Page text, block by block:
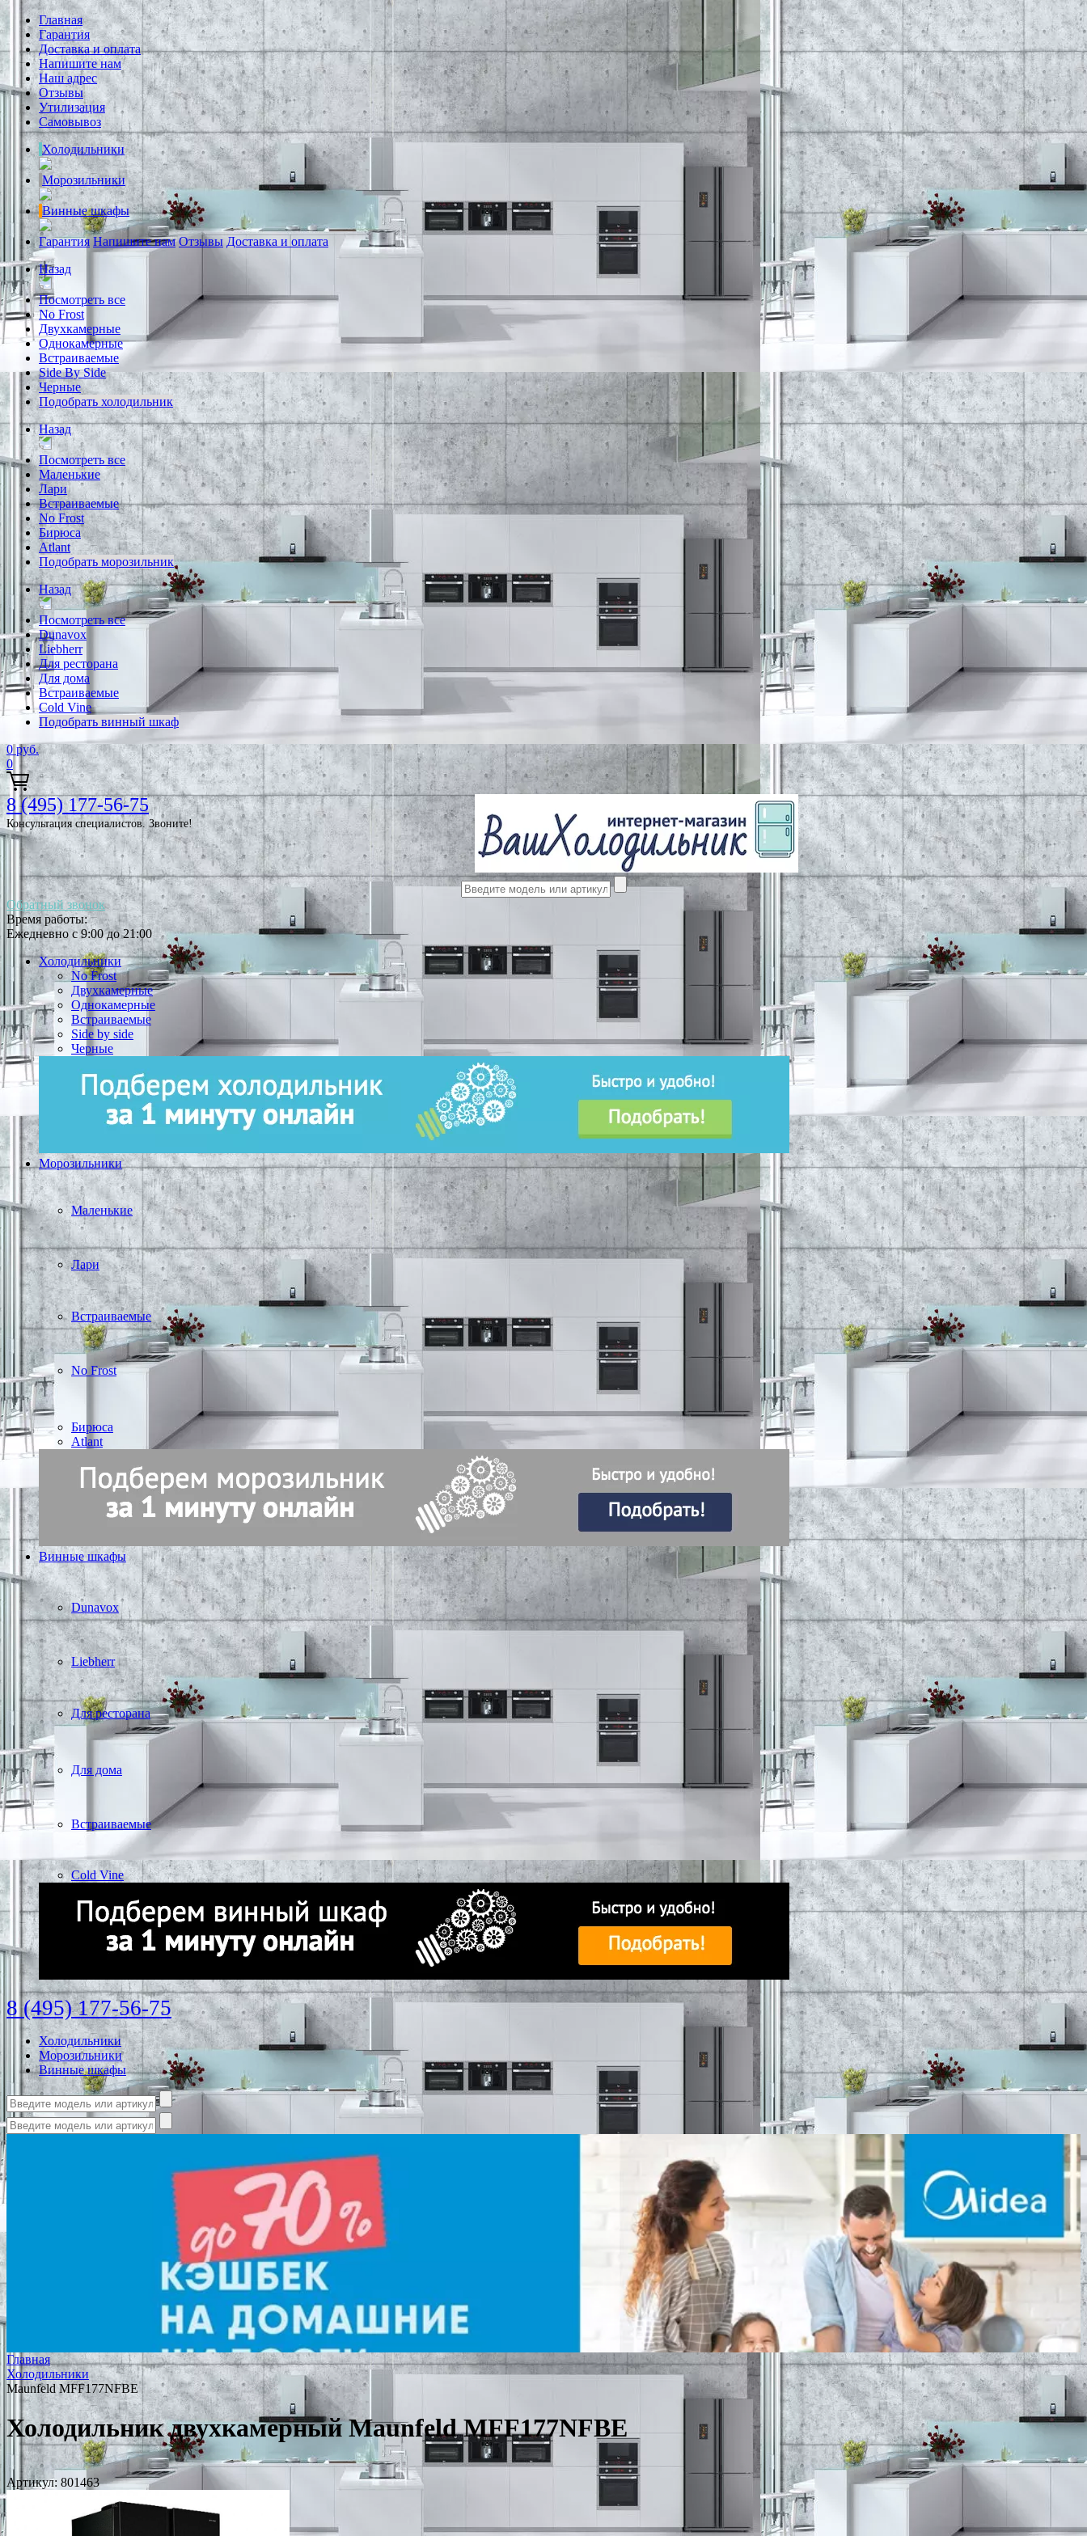
Главная
Гарантия
Доставка и оплата
Напишите нам
Наш адрес
Отзывы
Утилизация
Самовывоз
Холодильники
Морозильники
Винные шкафы
Гарантия Напишите нам Отзывы Доставка и оплата
Назад
Посмотреть все
No Frost
Двухкамерные
Однокамерные
Встраиваемые
Side By Side
Черные
Подобрать холодильник
Назад
Посмотреть все
Маленькие
Лари
Встраиваемые
No Frost
Бирюса
Atlant
Подобрать морозильник
Назад
Посмотреть все
Dunavox
Liebherr
Для ресторана
Для дома
Встраиваемые
Cold Vine
Подобрать винный шкаф
0 руб.
0
8 (495) 177-56-75
Консультация специалистов. Звоните!
Обратный звонок
Время работы:
Ежедневно с 9:00 до 21:00
Холодильники
No Frost
Двухкамерные
Однокамерные
Встраиваемые
Side by side
Черные
Морозильники
Маленькие
Лари
Встраиваемые
No Frost
Бирюса
Atlant
Винные шкафы
Dunavox
Liebherr
Для ресторана
Для дома
Встраиваемые
Cold Vine
8 (495) 177-56-75
Холодильники
Морозильники
Винные шкафы
Главная
Холодильники
Maunfeld MFF177NFBE
Холодильник двухкамерный Maunfeld MFF177NFBE
Артикул: 801463